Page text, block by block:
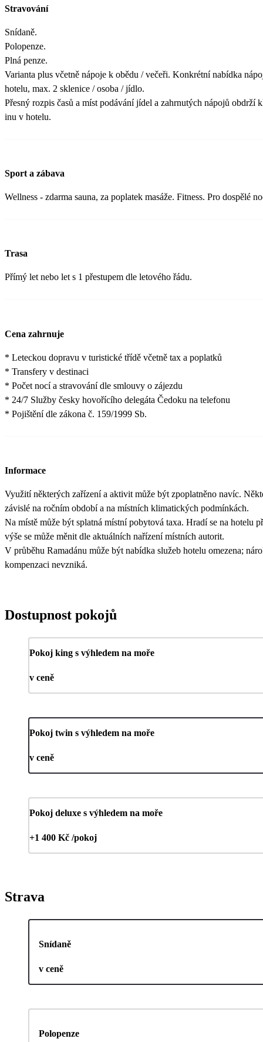
Stravování
Snídaně.
Polopenze.
Plná penze.
Varianta plus včetně nápoje k obědu / večeři. Konkrétní nabídka
hotelu, max. 2 sklenice / osoba / jídlo.
Přesný rozpis časů a míst podávání jídel a zahrnutých nápojů obdrží
inu v hotelu.
Sport a zábava
Wellness - zdarma sauna, za poplatek masáže. Fitness. Pro dospělé
Trasa
Přímý let nebo let s 1 přestupem dle letového řádu.
Cena zahrnuje
* Leteckou dopravu v turistické třídě včetně tax a poplatků
* Transfery v destinaci
* Počet nocí a stravování dle smlouvy o zájezdu
* 24/7 Služby česky hovořícího delegáta Čedoku na telefonu
* Pojištění dle zákona č. 159/1999 Sb.
Informace
Využití některých zařízení a aktivit může být zpoplatněno navíc.
závislé na ročním období a na místních klimatických podmínkách.
Na místě může být splatná místní pobytová taxa. Hradí se na hotelu
výše se může měnit dle aktuálních nařízení místních autorit.
V průběhu Ramadánu může být nabídka služeb hotelu omezena;
kompenzaci nevzniká.
Dostupnost pokojů
Pokoj king s výhledem na moře
v ceně
Pokoj twin s výhledem na moře
v ceně
Pokoj deluxe s výhledem na moře
+1 400 Kč /pokoj
Strava
Snídaně
v ceně
Polopenze